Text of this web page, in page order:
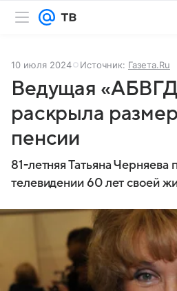
10 июля 2024 Источник: Газета.Ru
Ведущая
раскрыла
пенсии
81-летняя Татьяна Черняева
телевидении 60 лет своей